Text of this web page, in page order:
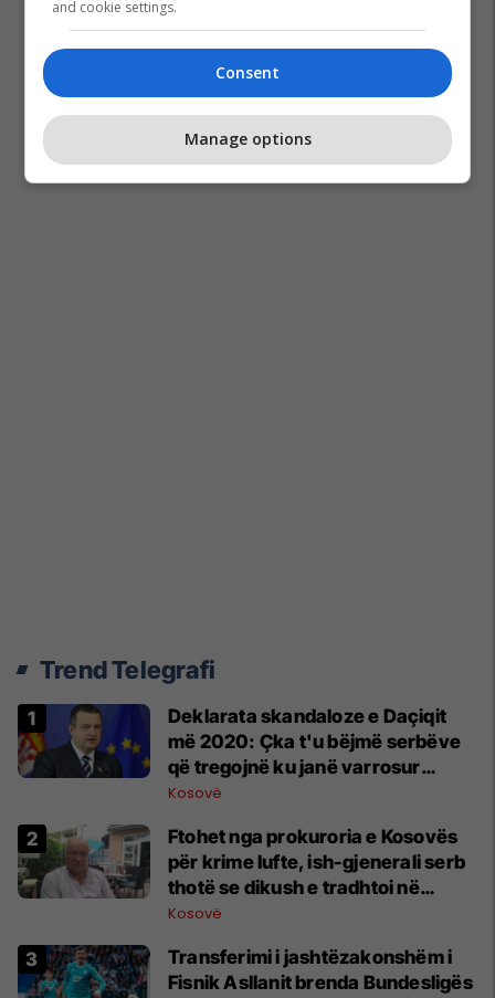
Trend Telegrafi
​Deklarata skandaloze e Daçiqit
më 2020: Çka t'u bëjmë serbëve
që tregojnë ku janë varrosur
shqiptarët në Serbi
Kosovë
Ftohet nga prokuroria e Kosovës
për krime lufte, ish-gjenerali serb
thotë se dikush e tradhtoi në
Beograd
Kosovë
Transferimi i jashtëzakonshëm i
Fisnik Asllanit brenda Bundesligës
and cookie settings.
Consent
Manage options